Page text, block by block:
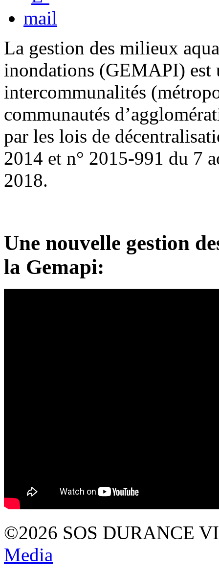
La gestion des milieux
inondations (GEMAPI) est
intercommunalités
communautés
par les lois de
2014 et n° 2015-991 du 7
2018.
Une nouvelle gestion
la Gemapi:
©2026 SOS DURANCE
Media